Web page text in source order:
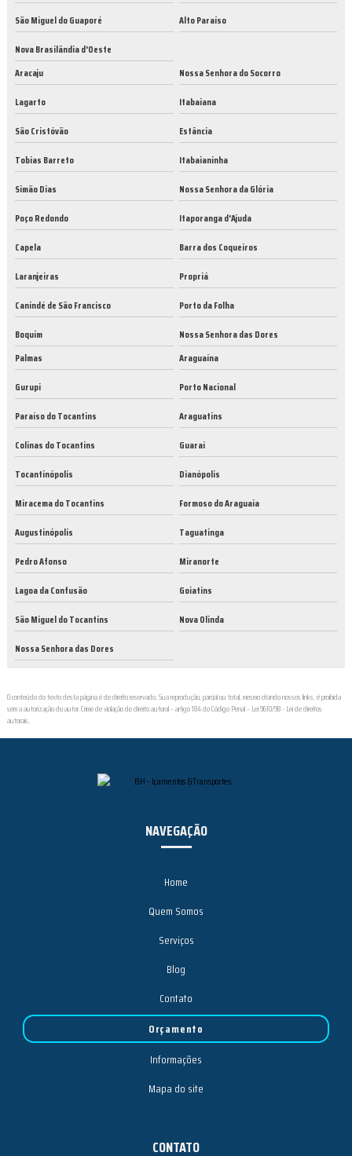
São Miguel do Guaporé
Alto Paraíso
Nova Brasilândia d'Oeste
Aracaju
Nossa Senhora do Socorro
Lagarto
Itabaiana
São Cristóvão
Estância
Tobias Barreto
Itabaianinha
Simão Dias
Nossa Senhora da Glória
Poço Redondo
Itaporanga d'Ajuda
Capela
Barra dos Coqueiros
Laranjeiras
Propriá
Canindé de São Francisco
Porto da Folha
Boquim
Nossa Senhora das Dores
Palmas
Araguaína
Gurupi
Porto Nacional
Paraíso do Tocantins
Araguatins
Colinas do Tocantins
Guaraí
Tocantinópolis
Dianópolis
Miracema do Tocantins
Formoso do Araguaia
Augustinópolis
Taguatinga
Pedro Afonso
Miranorte
Lagoa da Confusão
Goiatins
São Miguel do Tocantins
Nova Olinda
Nossa Senhora das Dores
O conteúdo do texto desta página é de direito reservado. Sua reprodução, parcial ou total, mesmo citando nossos links, é proibida
sem a autorização do autor. Crime de violação de direito autoral – artigo 184 do Código Penal – Lei 9610/98 - Lei de direitos
autorais.
NAVEGAÇÃO
Home
Quem Somos
Serviços
Blog
Contato
Orçamento
Informações
Mapa do site
CONTATO